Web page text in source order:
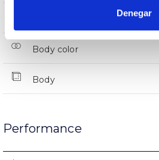
Denegar
Body color
Body
Performance